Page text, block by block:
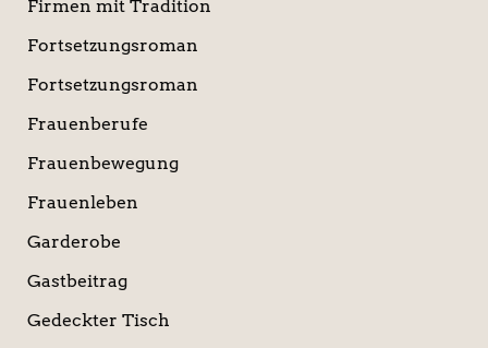
Firmen mit Tradition
Fortsetzungsroman
Fortsetzungsroman
Frauenberufe
Frauenbewegung
Frauenleben
Garderobe
Gastbeitrag
Gedeckter Tisch